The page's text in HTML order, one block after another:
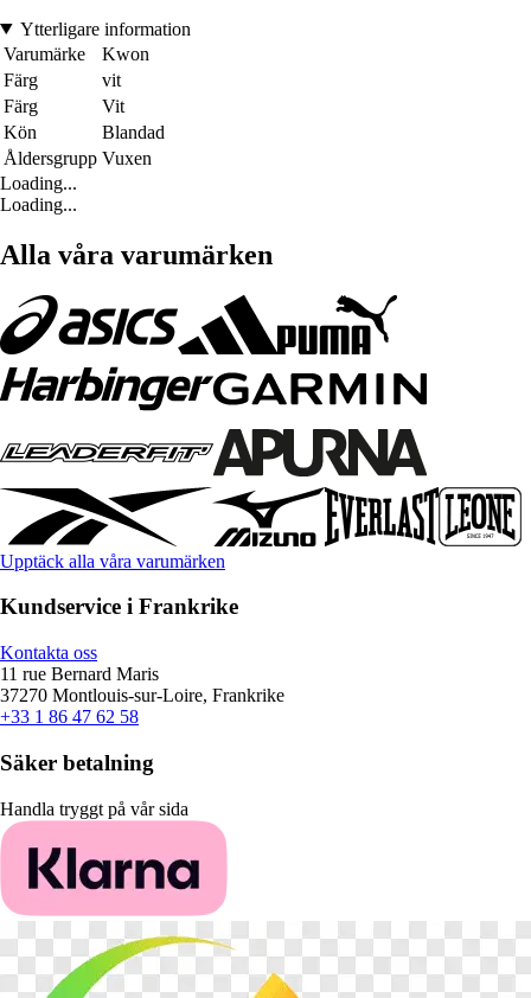
Ytterligare information
Varumärke
Kwon
Färg
vit
Färg
Vit
Kön
Blandad
Åldersgrupp Vuxen
Loading...
Loading...
Alla våra varumärken
Upptäck alla våra varumärken
Kundservice i Frankrike
Kontakta oss
11 rue Bernard Maris
37270 Montlouis-sur-Loire, Frankrike
+33 1 86 47 62 58
Säker betalning
Handla tryggt på vår sida